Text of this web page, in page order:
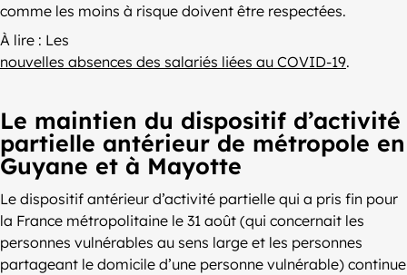
comme les moins à risque doivent être respectées.
À lire : Les
nouvelles absences des salariés liées au COVID-19.
Le maintien du dispositif d’activité
partielle antérieur de métropole en
Guyane et à Mayotte
Le dispositif antérieur d’activité partielle qui a pris fin pour
la France métropolitaine le 31 août (qui concernait les
personnes vulnérables au sens large et les personnes
partageant le domicile d’une personne vulnérable) continue